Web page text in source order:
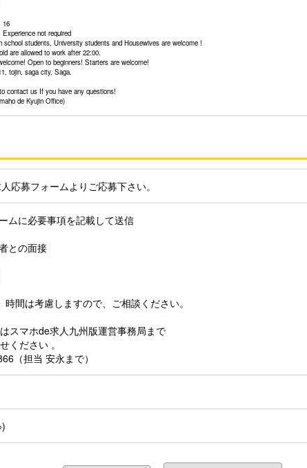
16
not required
school students, University students and Housewives are welcome !
are allowed to work after 22:00.
Open to beginners! Starters are welcome!
tojin, saga city, Saga.
contact us If you have any questions!
de Kyujin Office)
応募フォームよりご応募下さい。
ムに必要事項を記載して送信
との面接
時間は考慮しますので、ご相談ください。
スマホde求人九州版運営事務局まで
ください 。
（担当 安永まで）